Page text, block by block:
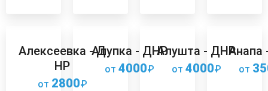
Алексеевка - Д
НР
от 2800₽
Алупка - ДНР
от 4000₽
Алушта - ДНР
от 4000₽
Анапа
от